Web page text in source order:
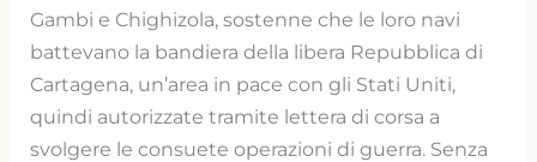
Gambi e Chighizola, sostenne che le loro navi
battevano la bandiera della libera Repubblica di
Cartagena, un’area in pace con gli Stati Uniti,
quindi autorizzate tramite lettera di corsa a
svolgere le consuete operazioni di guerra. Senza